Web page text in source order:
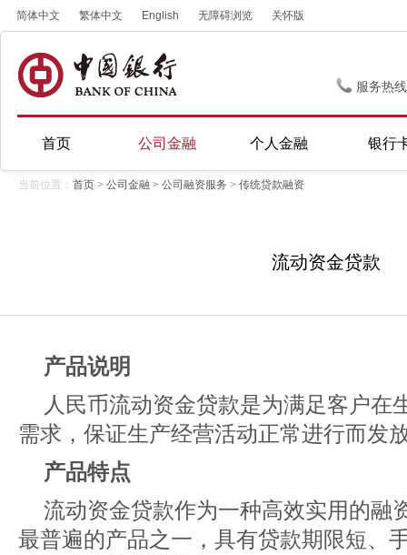
简体中文 繁体中文 English 无障碍浏览 关怀版
服务热
首页 公司金融 个人金融 银行
当前位置： 首页 > 公司金融 > 公司融资服务 > 传统贷款融资
流动资金贷款
产品说明
人民币流动资金贷款是为满足客户在
需求，保证生产经营活动正常进行而发
产品特点
流动资金贷款作为一种高效实用的融
最普遍的产品之一，具有贷款期限短、